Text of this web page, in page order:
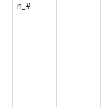
n_#